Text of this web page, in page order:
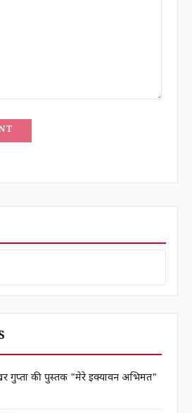
गुप्ता की पुस्तक "मेरे इक्यावन अभिमत"